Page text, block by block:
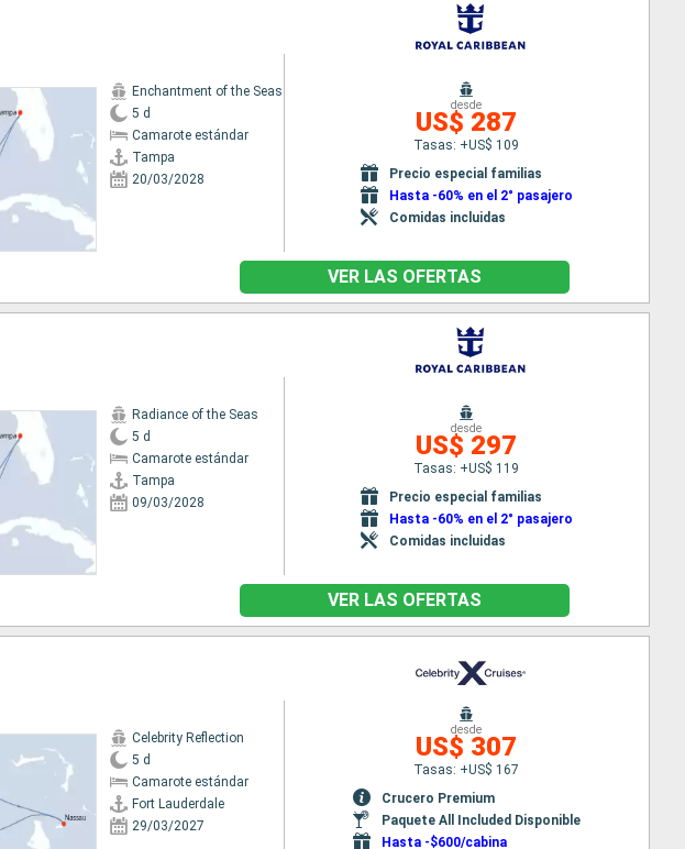
Enchantment of the Seas
5 d
Camarote estándar
Tampa
20/03/2028
desde
US$ 287
Tasas: +US$ 109
Precio especial familias
Hasta -60% en el 2° pasajero
Comidas incluidas
VER LAS OFERTAS
Radiance of the Seas
5 d
Camarote estándar
Tampa
09/03/2028
desde
US$ 297
Tasas: +US$ 119
Precio especial familias
Hasta -60% en el 2° pasajero
Comidas incluidas
VER LAS OFERTAS
Celebrity Reflection
5 d
Camarote estándar
Fort Lauderdale
29/03/2027
desde
US$ 307
Tasas: +US$ 167
Crucero Premium
Paquete All Included Disponible
Hasta -$600/cabina